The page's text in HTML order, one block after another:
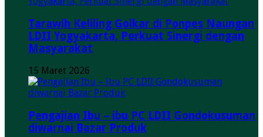
Tarawih Keliling Golkar di Ponpes Naungan
LDII Yogyakarta, Perkuat Sinergi dengan
Masyarakat
15 Maret 2026
Pengajian Ibu – ibu PC LDII Gondokusuman
diwarnai Bazar Produk